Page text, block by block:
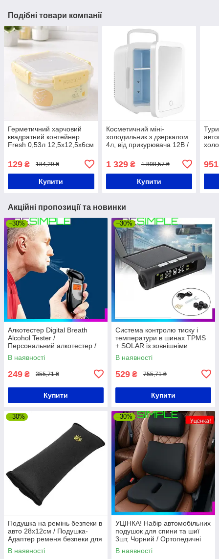
Подібні товари компанії
Герметичний харчовий
квадратний контейнер
Fresh 0,53л 12,5x12,5x6см
для холодильника з
затискачами
129 ₴ 184,29 ₴
Купити
Косметичний міні-
холодильник з дзеркалом
4л, від прикурювача 12В /
косметики з підсвіткою
1 329₴ 1 898,57 ₴
Купити
Акційні пропозиції та новинки
–30%
Алкотестер Digital Breath
Alcohol Tester /
Персональний алкотестер /
Алкометр
В наявності
249 ₴ 355,71 ₴
Купити
–30%
Система контролю тиску і
температури в шинах TPMS
+ SOLAR із зовнішніми
датчиками і сонячною
панеллю
В наявності
529 ₴ 755,71 ₴
Купити
–30%
Подушка на ремінь безпеки в
авто 28х12см / Подушка-
Адаптер ременя безпеки для
дітей
В наявності
–30%
УЦІНКА! Набір автомобільних
подушок для спини та шиї
3шт, Чорний / Ортопедичні
подушки для водія / Подушка
для попереку
В наявності